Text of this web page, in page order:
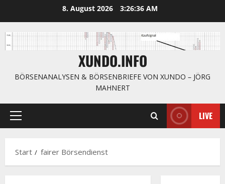
springen
8. August 2026 3:26:36 AM
XUNDO.INFO
BÖRSENANALYSEN & BÖRSENBRIEFE VON XUNDO – JÖRG
MAHNERT
Primäres
LIVE
Start fairer Börsendienst